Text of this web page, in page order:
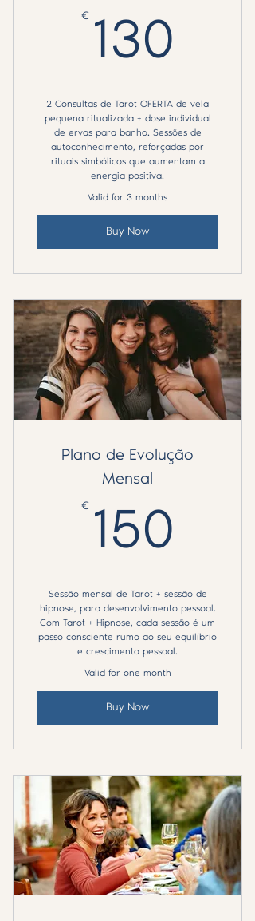
€ 130
2 Consultas de Tarot OFERTA de vela
pequena ritualizada + dose individual
de ervas para banho. Sessões de
autoconhecimento, reforçadas por
rituais simbólicos que aumentam a
energia positiva.
Valid for 3 months
Buy Now
Plano de Evolução
Mensal
€ 150
Sessão mensal de Tarot + sessão de
hipnose, para desenvolvimento pessoal.
Com Tarot + Hipnose, cada sessão é um
passo consciente rumo ao seu equilíbrio
e crescimento pessoal.
Valid for one month
Buy Now